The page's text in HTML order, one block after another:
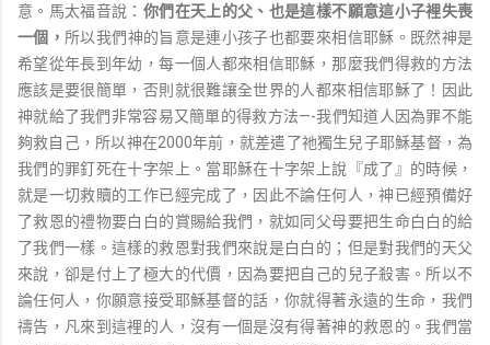
意。馬太福音說： 你們在天上的父、也是這樣不願意這小子裡失喪
一個， 所以我們神的旨意是連小孩子也都要來相信耶穌。既然神是
希望從年長到年幼，每一個人都來相信耶穌，那麼我們得救的方法
應該是要很簡單，否則就很難讓全世界的人都來相信耶穌了！因此
神就給了我們非常容易又簡單的得救方法—-我們知道人因為罪不能
夠救自己，所以神在2000年前，就差遣了祂獨生兒子耶穌基督，為
我們的罪釘死在十字架上。當耶穌在十字架上說『成了』的時候，
就是一切救贖的工作已經完成了，因此不論任何人，神已經預備好
了救恩的禮物要白白的賞賜給我們，就如同父母要把生命白白的給
了我們一樣。這樣的救恩對我們來說是白白的；但是對我們的天父
來說，卻是付上了極大的代價，因為要把自己的兒子殺害。所以不
論任何人，你願意接受耶穌基督的話，你就得著永遠的生命，我們
禱告，凡來到這裡的人，沒有一個是沒有得著神的救恩的。我們當